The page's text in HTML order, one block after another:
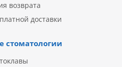
возврата
доставки
стоматологии